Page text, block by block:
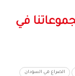
في
الصراع في السودان